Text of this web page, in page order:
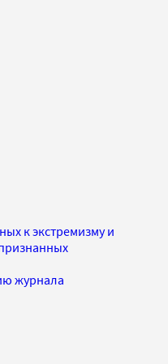
к экстремизму и
журнала